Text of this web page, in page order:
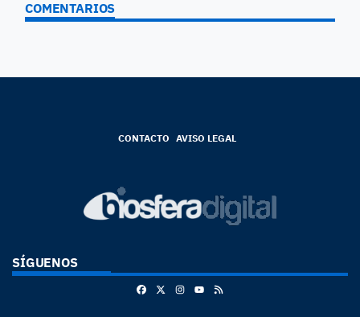
COMENTARIOS
CONTACTO AVISO LEGAL
SÍGUENOS
FacebookInstagram